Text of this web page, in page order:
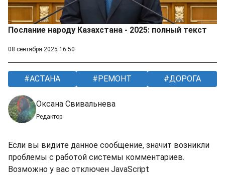
Послание народу Казахстана - 2025: полный текст
08 сентября 2025 16:50
АСТАНА РЕМОНТ ДОРОГА
Оксана Свивальнева
Редактор
Если вы видите данное сообщение, значит возникли
проблемы с работой системы комментариев.
Возможно у вас отключен JavaScript